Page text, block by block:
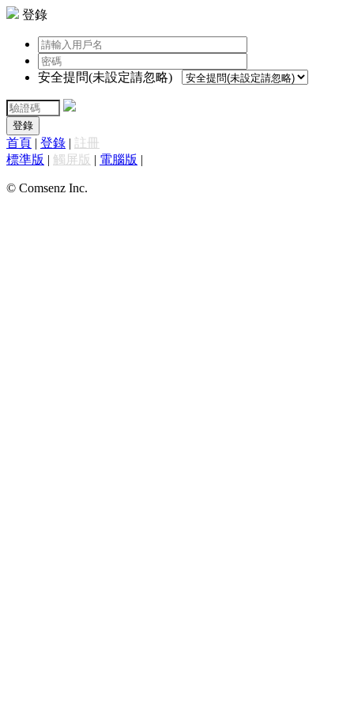
登錄
安全提問(未設定請忽略)
登錄
首頁 | 登錄 | 註冊
標準版 | 觸屏版 | 電腦版 |
© Comsenz Inc.